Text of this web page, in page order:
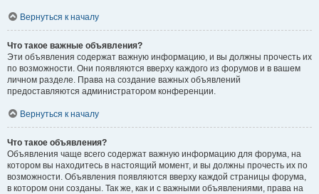
Вернуться к началу
Что такое важные объявления?
Эти объявления содержат важную информацию, и вы должны прочесть их
по возможности. Они появляются вверху каждого из форумов и в вашем
личном разделе. Права на создание важных объявлений
предоставляются администратором конференции.
Вернуться к началу
Что такое объявления?
Объявления чаще всего содержат важную информацию для форума, на
котором вы находитесь в настоящий момент, и вы должны прочесть их по
возможности. Объявления появляются вверху каждой страницы форума,
в котором они созданы. Так же, как и с важными объявлениями, права на